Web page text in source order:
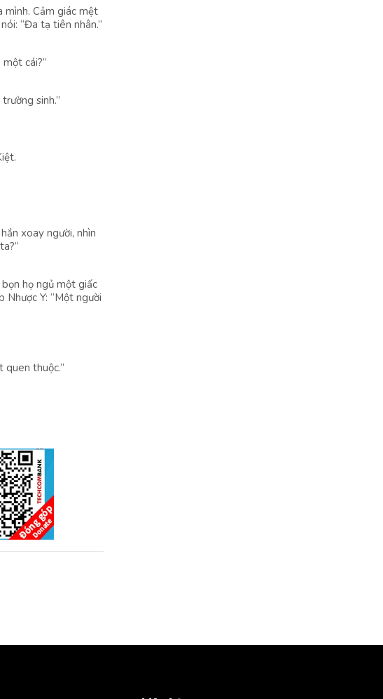
Cảm giác mệt
“Đa tạ tiên nhân.”
cái?”
sinh.”
xoay người, nhìn
họ ngủ một giấc
Nhược Y: “Một người
quen thuộc.”